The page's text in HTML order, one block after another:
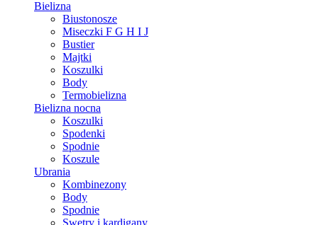
Bielizna
Biustonosze
Miseczki F G H I J
Bustier
Majtki
Koszulki
Body
Termobielizna
Bielizna nocna
Koszulki
Spodenki
Spodnie
Koszule
Ubrania
Kombinezony
Body
Spodnie
Swetry i kardigany